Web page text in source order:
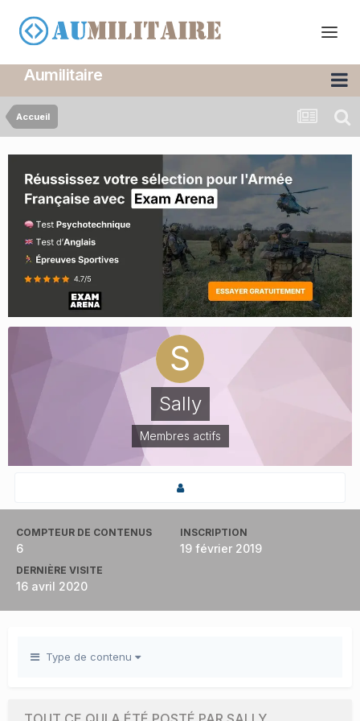
Aumilitaire
Accueil
Sally
Membres actifs
COMPTEUR DE CONTENUS
6
INSCRIPTION
19 février 2019
DERNIÈRE VISITE
16 avril 2020
Type de contenu